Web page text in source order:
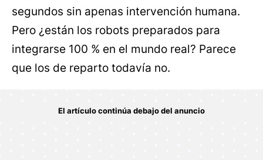
segundos sin apenas intervención humana.
Pero ¿están los robots preparados para
integrarse 100 % en el mundo real? Parece
que los de reparto todavía no.